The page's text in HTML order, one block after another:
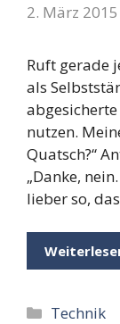
2. März 2015
Ruft gerade
als
nutzen.
Quatsch?“
„Danke,
lieber so,
Kategorien
Technik